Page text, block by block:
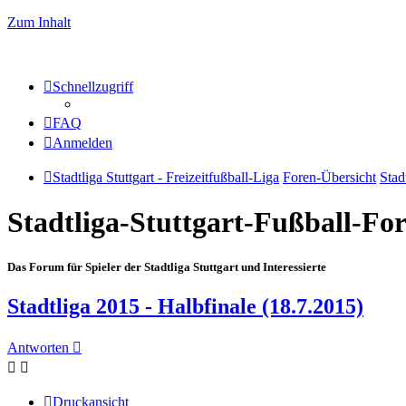
Zum Inhalt
Schnellzugriff
FAQ
Anmelden
Stadtliga Stuttgart - Freizeitfußball-Liga Foren-Übersicht
Stadtliga-Stuttgart-Fußball-
Das Forum für Spieler der Stadtliga Stuttgart und Interessierte
Stadtliga 2015 - Halbfinale (18.7.2015)
Antworten
Druckansicht